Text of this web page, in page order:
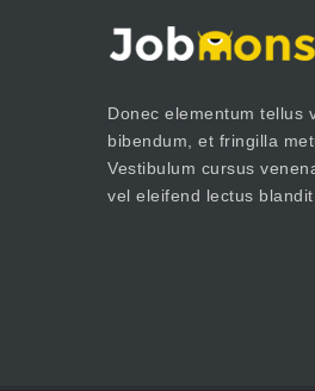
Donec elementum tellus
bibendum, et fringilla
Vestibulum cursus
vel eleifend lectus blandit